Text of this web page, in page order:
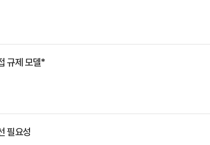
규제 모델*
필요성